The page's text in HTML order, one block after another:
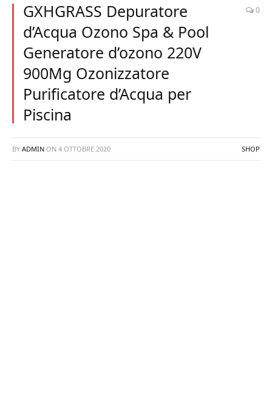
GXHGRASS Depuratore
d’Acqua Ozono Spa & Pool
Generatore d’ozono 220V
900Mg Ozonizzatore
Purificatore d’Acqua per
Piscina
0
BY ADMIN ON 4 OTTOBRE 2020 SHOP